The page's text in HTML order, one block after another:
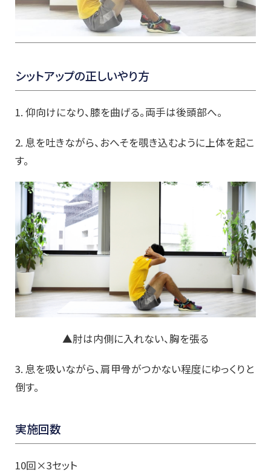
シットアップの正しいやり方
1. 仰向けになり、膝を曲げる。両手は後頭部へ。
2. 息を吐きながら、おへそを覗き込むように上体を起こ
す。
▲肘は内側に入れない、胸を張る
3. 息を吸いながら、肩甲骨がつかない程度にゆっくりと
倒す。
実施回数
10回×3セット